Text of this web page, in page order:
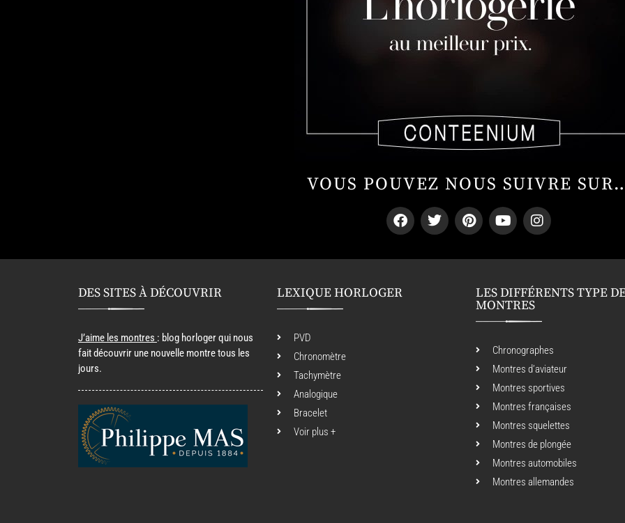
VOUS POUVEZ NOUS SUIVRE
DES SITES À DÉCOUVRIR
J’aime les montres : blog horloger qui nous
fait découvrir une nouvelle montre tous les
jours.
LEXIQUE HORLOGER
PVD
Chronomètre
Tachymètre
Analogique
Bracelet
Voir plus +
LES DIFFÉRENTS TYPE
MONTRES
Chronographes
Montres d’aviateur
Montres sportives
Montres françaises
Montres squelettes
Montres de plongée
Montres automobiles
Montres allemandes